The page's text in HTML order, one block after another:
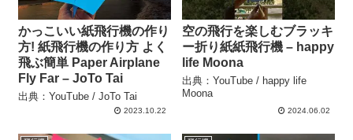
かっこいい紙飛行機の作り
方! 紙飛行機の作り方 よく
飛ぶ簡単 Paper Airplane
Fly Far – JoTo Tai
出典：YouTube / JoTo Tai
2023.10.22
空の飛行を楽しむブラッキ
ー折り紙紙飛行機 – happy
life Moona
出典：YouTube / happy life
Moona
2024.06.02